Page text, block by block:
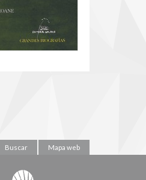
Buscar Mapa web